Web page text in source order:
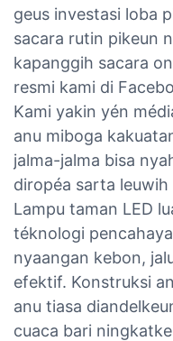
geus investasi loba
sacara rutin pikeun
kapanggih sacara
resmi kami di
Kami yakin yén
anu miboga
jalma-jalma bisa
diropéa sarta
Lampu taman LED
téknologi
nyaangan kebon,
efektif. Konstruksi
anu tiasa
cuaca bari